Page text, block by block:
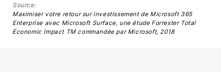
Source:
Maximiser votre retour sur investissement de Microsoft 365
Enterprise avec Microsoft Surface, une étude Forrester Total
Economic Impact TM commandée par Microsoft, 2018